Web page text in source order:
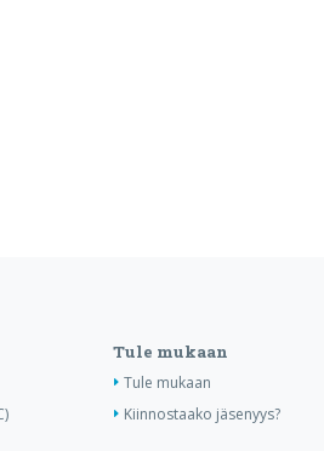
Tule mukaan
Tule mukaan
Kiinnostaako jäsenyys?